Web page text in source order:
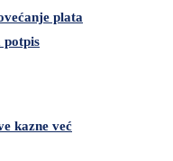
plata
potpis
kazne već